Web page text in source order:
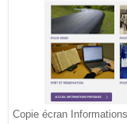
Copie écran